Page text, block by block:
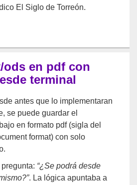
El Siglo de Torreón.
en pdf con
terminal
antes que lo implementaran
se puede guardar el
en formato pdf (sigla del
format) con solo
“¿Se podrá desde
. La lógica apuntaba a